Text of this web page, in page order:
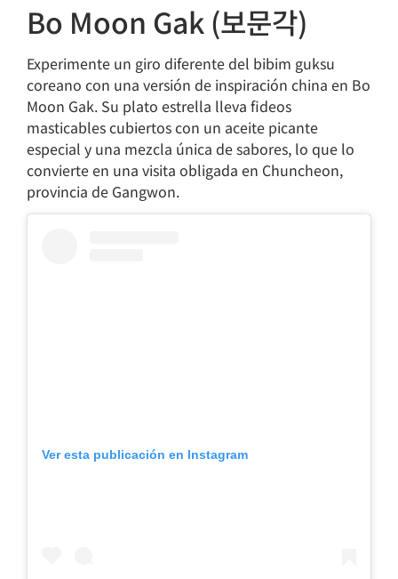
Bo Moon Gak (보문각)
Experimente un giro diferente del bibim guksu
coreano con una versión de inspiración china en Bo
Moon Gak. Su plato estrella lleva fideos
masticables cubiertos con un aceite picante
especial y una mezcla única de sabores, lo que lo
convierte en una visita obligada en Chuncheon,
provincia de Gangwon.
Ver esta publicación en Instagram